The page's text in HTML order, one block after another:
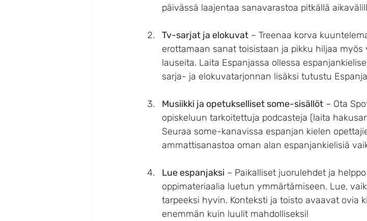
päivässä laajentaa sanavarastoa pitkällä
Tv-sarjat ja elokuvat – Treenaa korva
erottamaan sanat toisistaan ja pikku hiljaa myös
lauseita. Laita Espanjassa ollessa
sarja- ja elokuvatarjonnan lisäksi tutustu
Musiikki ja opetukselliset some-sisällöt – Ota
opiskeluun tarkoitettuja podcasteja (laita
Seuraa some-kanavissa espanjan kielen
ammattisanastoa oman alan espanjankielisiä
Lue espanjaksi – Paikalliset juorulehdet ja
oppimateriaalia luetun ymmärtämiseen. Lue,
tarpeeksi hyvin. Konteksti ja toisto avaavat ovia
enemmän kuin luulit mahdolliseksi!